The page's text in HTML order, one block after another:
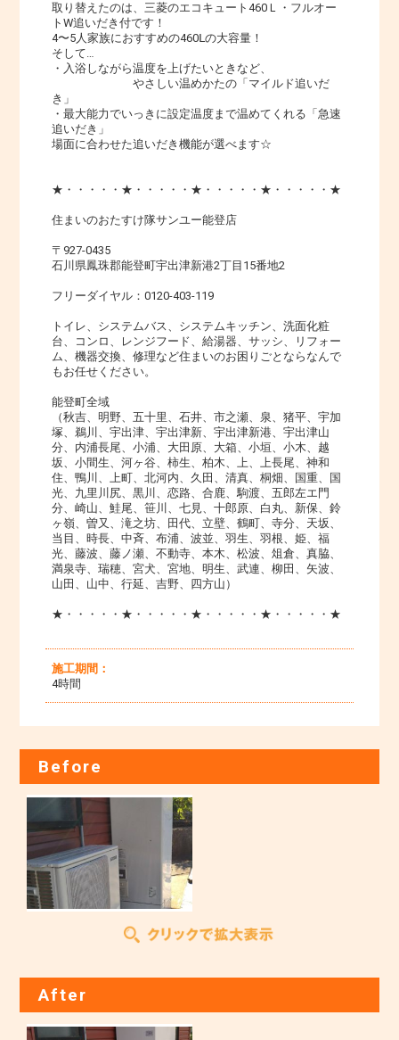
取り替えたのは、三菱のエコキュート460Ｌ・フルオー
トW追いだき付です！
4〜5人家族におすすめの460Ⅼの大容量！
そして…
・入浴しながら温度を上げたいときなど、
やさしい温めかたの「マイルド追いだ
き」
・最大能力でいっきに設定温度まで温めてくれる「急速
追いだき」
場面に合わせた追いだき機能が選べます☆
★・・・・・★・・・・・★・・・・・★・・・・・★
住まいのおたすけ隊サンユー能登店
〒927-0435
石川県鳳珠郡能登町宇出津新港2丁目15番地2
フリーダイヤル：0120-403-119
トイレ、システムバス、システムキッチン、洗面化粧
台、コンロ、レンジフード、給湯器、サッシ、リフォー
ム、機器交換、修理など住まいのお困りごとならなんで
もお任せください。
能登町全域
（秋吉、明野、五十里、石井、市之瀬、泉、猪平、宇加
塚、鵜川、宇出津、宇出津新、宇出津新港、宇出津山
分、内浦長尾、小浦、大田原、大箱、小垣、小木、越
坂、小間生、河ヶ谷、柿生、柏木、上、上長尾、神和
住、鴨川、上町、北河内、久田、清真、桐畑、国重、国
光、九里川尻、黒川、恋路、合鹿、駒渡、五郎左エ門
分、崎山、鮭尾、笹川、七見、十郎原、白丸、新保、鈴
ヶ嶺、曽又、滝之坊、田代、立壁、鶴町、寺分、天坂、
当目、時長、中斉、布浦、波並、羽生、羽根、姫、福
光、藤波、藤ノ瀬、不動寺、本木、松波、俎倉、真脇、
満泉寺、瑞穂、宮犬、宮地、明生、武連、柳田、矢波、
山田、山中、行延、吉野、四方山）
★・・・・・★・・・・・★・・・・・★・・・・・★
施工期間：
4時間
Before
After